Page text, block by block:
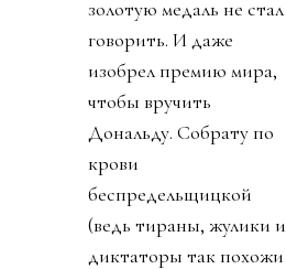
золотую медаль не стал
говорить. И даже
изобрел премию мира,
чтобы вручить
Дональду. Собрату по
крови
беспредельщицкой
(ведь тираны, жулики и
диктаторы так похожи